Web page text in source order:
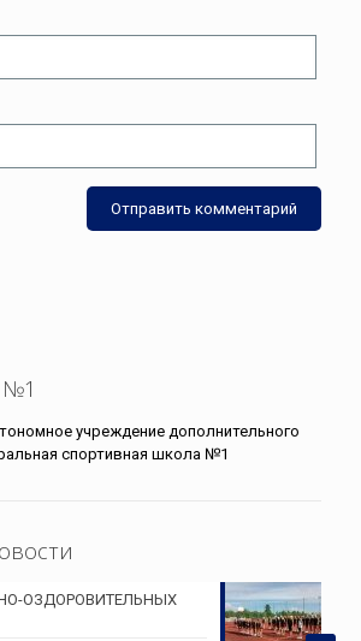
учреждение дополнительного
спортивная школа №1
ОЗДОРОВИТЕЛЬНЫХ